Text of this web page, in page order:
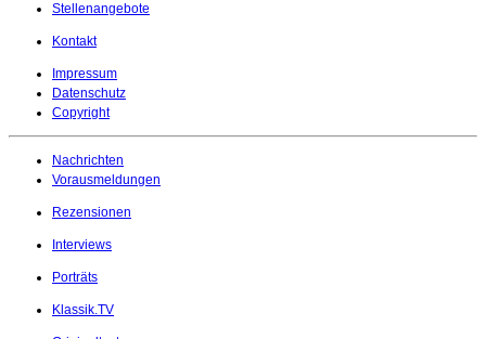
Stellenangebote
Kontakt
Impressum
Datenschutz
Copyright
Nachrichten
Vorausmeldungen
Rezensionen
Interviews
Porträts
Klassik.TV